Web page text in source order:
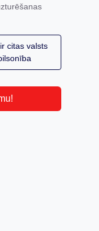
citas valsts